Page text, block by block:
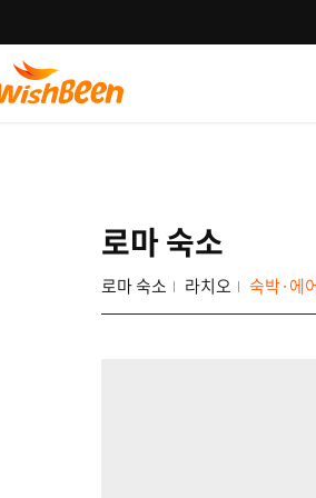
로마 숙소
로마 숙소 라치오 숙박·에